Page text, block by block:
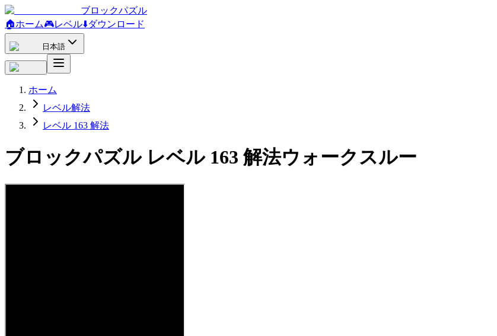
ブロックパズル
🏠ホーム🎮レベル⬇️ダウンロード
日本語
ホーム
レベル解法
レベル 163 解法
ブロックパズル レベル 163 解法ウォークスルー